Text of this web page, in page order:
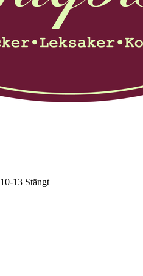
10-13 Stängt